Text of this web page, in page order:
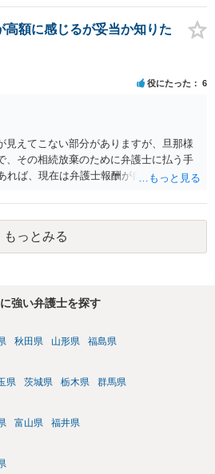
、コピーを答弁書に添えて裁判所に提出
て 請求棄却を求める答弁書を提出すれ
要がありません。その日は差支え（用事
出の必要は無いと思います。郵送（期
です。 詳細は、書面記載の裁判所書記官
上、ご参考まで。
額に感じるが妥当か知りた
役にたった 6
見えてこない部分がありますが、旦那様
、その相続放棄のために弁護士に払う手
れば、現在は弁護士報酬が自由化されて
数料とは別に戸籍の用意に一定の実費が
その費用も支払うべきものとして頭に置
に戻して、弁護士に対する手数料です
よりますが、法テラスに御連絡なさって
てもしばらく先になる）ようですので、
えると、来週早々すぐにでも御連絡す
テラスが御利用になれない、あるいは時
みることです。相続を扱う弁護士でも相
のお仕事になるのであまり前向きに受
です。 複数の法律事務所に聞いて（相
希望をかなえることができるのではな
放棄であれば御自分でできなくもないと
のは戸籍等の取得費用と印紙代だけと
もっとみる
強い弁護士を探す
秋田県 山形県 福島県
県 茨城県 栃木県 群馬県
富山県 福井県